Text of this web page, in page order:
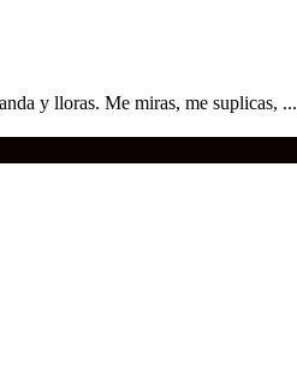
y lloras. Me miras, me suplicas, ...